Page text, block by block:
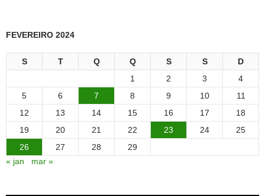
FEVEREIRO 2024
S T Q Q S S
D
1
2 3
4
5
6 7 8 9 10
11
12
13 14 15 16 17
18
19
20 21 22 23 24
25
26
27 28
29
« jan
mar »